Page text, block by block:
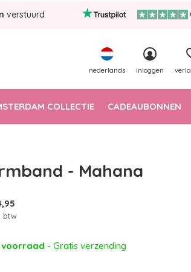
COLLECTIE CADEAUBONNEN
nederlands inloggen
verstuurd
- Mahana
btw
voorraad - Gratis verzending